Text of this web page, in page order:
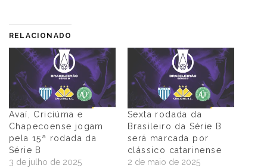
RELACIONADO
Avaí, Criciúma e
Chapecoense jogam
pela 15ª rodada da
Série B
3 de julho de 2025
Sexta rodada da
Brasileiro da Série B
será marcada por
clássico catarinense
2 de maio de 2025